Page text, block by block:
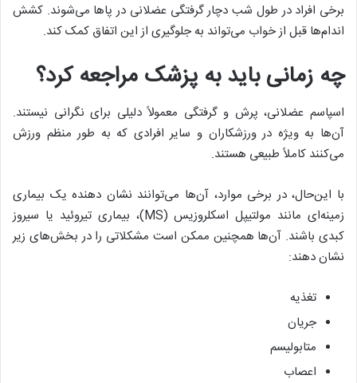
برخی افراد در طول شب دچار گرفتگی عضلانی در پا‌ها می‌شوند. کشش
اندام‌ها قبل از خواب می‌تواند به جلوگیری از این اتفاق کمک کند.
چه زمانی باید به پزشک مراجعه کرد؟
اسپاسم عضلانی، پرش و گرفتگی معمولاً دلیلی برای نگرانی نیستند.
آن‌ها به ویژه در ورزشکاران و سایر افرادی که به طور منظم ورزش
می‌کنند کاملاً طبیعی هستند.
با این‌حال، در برخی موارد، آن‌ها می‌توانند نشان‌ دهنده یک بیماری
زمینه‌ای مانند مولتیپل اسکلروزیس (MS)، بیماری تیروئید یا سیروز
کبدی باشند. آن‌ها همچنین ممکن است مشکلاتی را در بخش‌های زیر
نشان دهند:
تغذیه
جریان
متابولیسم
اعصاب